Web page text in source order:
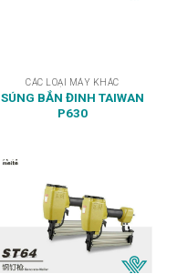
CÁC LOẠI MÁY KHÁC
SÚNG BẮN ĐINH TAIWAN
P630